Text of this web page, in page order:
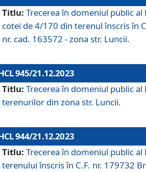
Titlu: Trecerea în domeniul public
cotei de 4/170 din terenul înscris în
nr. cad. 163572 - zona str. Luncii.
945/21.12.2023
Titlu: Trecerea în domeniul public
terenurilor din zona str. Luncii.
944/21.12.2023
Titlu: Trecerea în domeniul public
terenului înscris în C.F. nr. 179732